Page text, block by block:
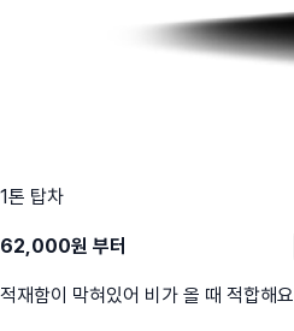
1톤 탑차
62,000원 부터
적재함이 막혀있어 비가 올 때 적합해요